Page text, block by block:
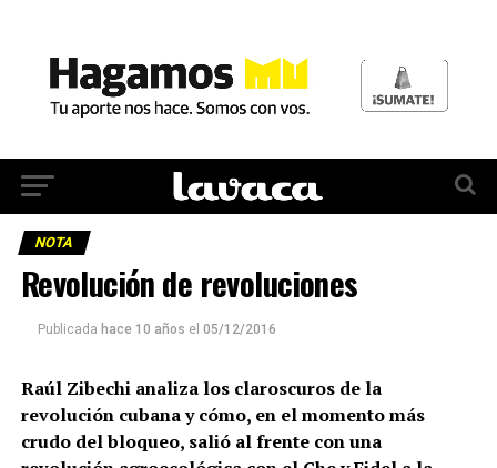
NOTA
Revolución de revoluciones
Publicada hace 10 años el 05/12/2016
Raúl Zibechi analiza los claroscuros de la
revolución cubana y cómo, en el momento más
crudo del bloqueo, salió al frente con una